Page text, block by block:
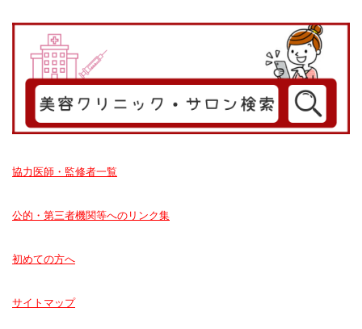
協力医師・監修者一覧
公的・第三者機関等へのリンク集
初めての方へ
サイトマップ